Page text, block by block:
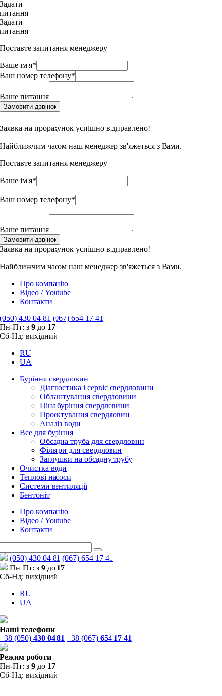
Задати
питання
Задати
питання
Поставте запитання менеджеру
Ваше ім'я*
Ваш номер телефону*
Ваше питання
Замовити дзвінок
Заявка на прорахунок успішно відправлено!
Найближчим часом наш менеджер зв'яжеться з Вами.
Поставте запитання менеджеру
Ваше ім'я*
Ваш номер телефону*
Ваше питання
Замовити дзвінок
Заявка на прорахунок успішно відправлено!
Найближчим часом наш менеджер зв'яжеться з Вами.
Про компанію
Відео / Youtube
Контакти
(050) 430 04 81 (067) 654 17 41
Пн-Пт: з 9 до 17
Сб-Нд: вихідний
RU
UA
Буріння свердловин
Діагностика і сервіс свердловини
Облаштування свердловини
Ціна буріння свердловини
Проектування свердловин
Аналіз води
Все для буріння
Обсадна труба для свердловин
Фільтри для свердловин
Заглушки на обсадну трубу
Очистка води
Теплові насоси
Системи вентиляції
Бентоніт
Про компанію
Відео / Youtube
Контакти
(050) 430 04 81 (067) 654 17 41
Пн-Пт: з 9 до 17
Сб-Нд: вихідний
RU
UA
Наші телефони
+38 (050) 430 04 81 +38 (067) 654 17 41
Режим роботи
Пн-Пт: з 9 до 17
Сб-Нд: вихідний